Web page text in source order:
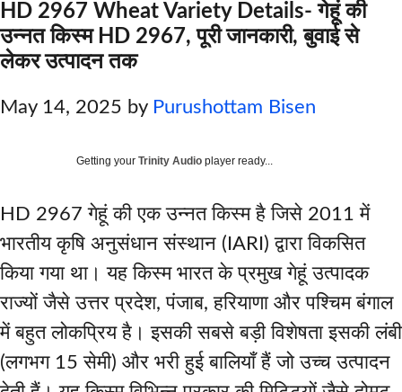
HD 2967 Wheat Variety Details- गेहूं की
उन्नत किस्म HD 2967, पूरी जानकारी, बुवाई से
लेकर उत्पादन तक
May 14, 2025 by Purushottam Bisen
Getting your Trinity Audio player ready...
HD 2967 गेहूं की एक उन्नत किस्म है जिसे 2011 में
भारतीय कृषि अनुसंधान संस्थान (IARI) द्वारा विकसित
किया गया था। यह किस्म भारत के प्रमुख गेहूं उत्पादक
राज्यों जैसे उत्तर प्रदेश, पंजाब, हरियाणा और पश्चिम बंगाल
में बहुत लोकप्रिय है। इसकी सबसे बड़ी विशेषता इसकी लंबी
(लगभग 15 सेमी) और भरी हुई बालियाँ हैं जो उच्च उत्पादन